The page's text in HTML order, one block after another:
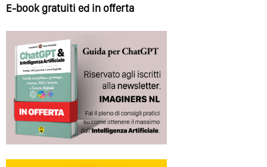
E-book gratuiti ed in offerta